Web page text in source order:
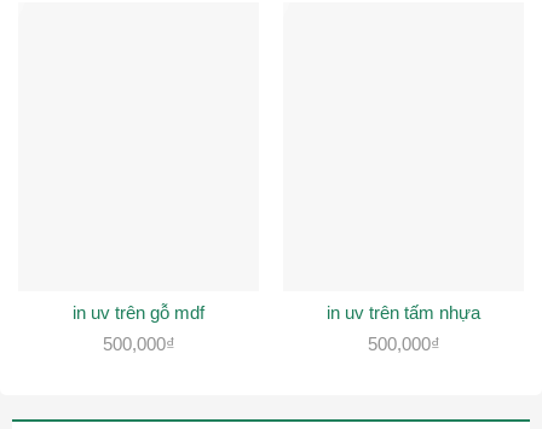
in uv trên gỗ mdf
500,000₫
in uv trên tấm nhựa
500,000₫